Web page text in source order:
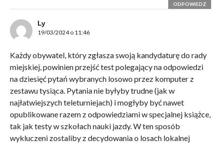
ODPOWIEDZ
Ly
19/03/2024 o 11:46
Każdy obywatel, który zgłasza swoją kandydaturę do rady
miejskiej, powinien przejść test polegający na odpowiedzi
na dziesięć pytań wybranych losowo przez komputer z
zestawu tysiąca. Pytania nie byłyby trudne (jak w
najłatwiejszych teleturniejach) i mogłyby być nawet
opublikowane razem z odpowiedziami w specjalnej książce,
tak jak testy w szkołach nauki jazdy. W ten sposób
wykluczeni zostaliby z decydowania o losach lokalnej